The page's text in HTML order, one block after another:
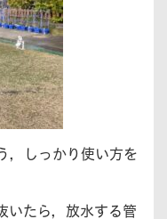
，しっかり使い方を
いたら，放水する管